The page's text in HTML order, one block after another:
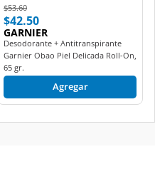
Price reduced from
$53.60to
$42.50
GARNIER
Desodorante + Antitranspirante
Garnier Obao Piel Delicada Roll-On,
65 gr.
Agregar